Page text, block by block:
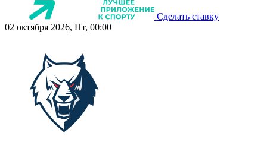
Сделать ставку
02 октября 2026, Пт, 00:00